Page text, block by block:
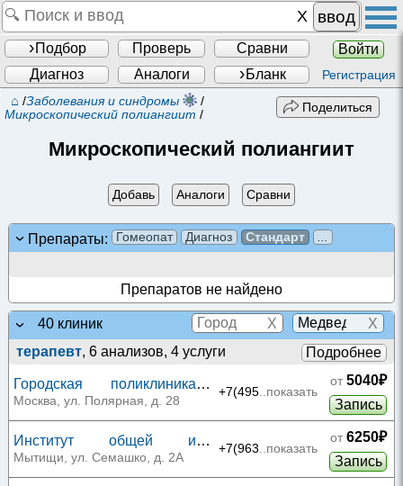
ввод
Подбор Проверь Сравни
Войти
Диагноз
Аналоги Бланк Регистрация
⌂ /Заболевания и синдромы
/
Микроскопический полиангиит /
Поделиться
Микроскопический полиангиит
Добавь Аналоги Сравни
Препараты: Гомеопат Диагноз Стандарт
Препаратов не найдено
40 клиник X
X
терапевт, 6 анализов, 4 услуги Подробнее
Городская поликлиника
№107 на Полярной
Москва, ул. Полярная, д. 28
+7(495 ..показать
от 5040₽
Запись
Институт общей и
профессиональной
патологии им. Эрисмана
Мытищи, ул. Семашко, д. 2А
+7(963 ..показать
от 6250₽
Запись